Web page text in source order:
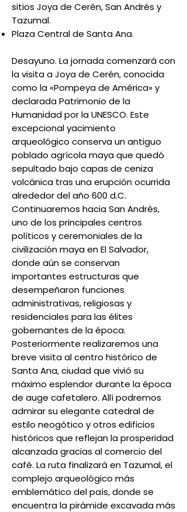
sitios Joya de Cerén, San Andrés y
Tazumal.
Plaza Central de Santa Ana.
Desayuno. La jornada comenzará con
la visita a Joya de Cerén, conocida
como la «Pompeya de América» y
declarada Patrimonio de la
Humanidad por la UNESCO. Este
excepcional yacimiento
arqueológico conserva un antiguo
poblado agrícola maya que quedó
sepultado bajo capas de ceniza
volcánica tras una erupción ocurrida
alrededor del año 600 d.C.
Continuaremos hacia San Andrés,
uno de los principales centros
políticos y ceremoniales de la
civilización maya en El Salvador,
donde aún se conservan
importantes estructuras que
desempeñaron funciones
administrativas, religiosas y
residenciales para las élites
gobernantes de la época.
Posteriormente realizaremos una
breve visita al centro histórico de
Santa Ana, ciudad que vivió su
máximo esplendor durante la época
de auge cafetalero. Allí podremos
admirar su elegante catedral de
estilo neogótico y otros edificios
históricos que reflejan la prosperidad
alcanzada gracias al comercio del
café. La ruta finalizará en Tazumal, el
complejo arqueológico más
emblemático del país, donde se
encuentra la pirámide excavada más